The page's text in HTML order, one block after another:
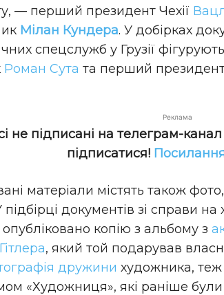
— перший президент Чехії
Мілан Кундера. У добірках
спецслужб у Грузії
Роман Сута та перший президент
Реклама
не підписані на телеграм-
підписатися!
матеріали містять також
документів зі справи
копію з альбому з
, який той подарував
дружини художника, теж
«Художниця», які раніше були